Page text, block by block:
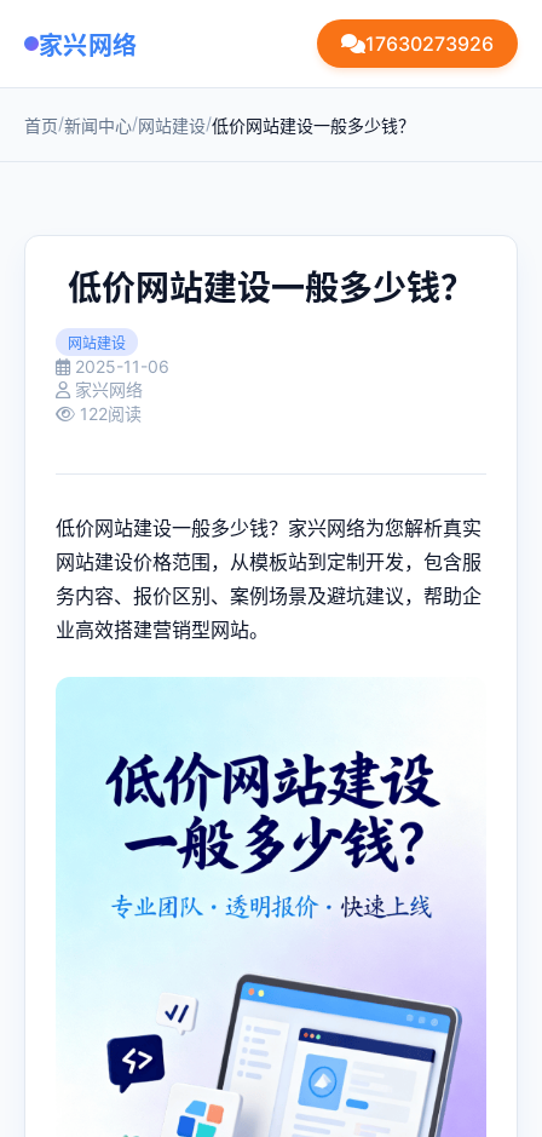
家兴网络 17630273926
首页/新闻中心/网站建设/低价网站建设一般多少钱？
低价网站建设一般多少钱？
网站建设
2025-11-06
家兴网络
122阅读
低价网站建设一般多少钱？家兴网络为您解析真实
网站建设价格范围，从模板站到定制开发，包含服
务内容、报价区别、案例场景及避坑建议，帮助企
业高效搭建营销型网站。